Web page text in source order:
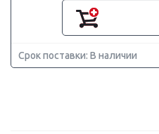
Срок поставки: В наличии